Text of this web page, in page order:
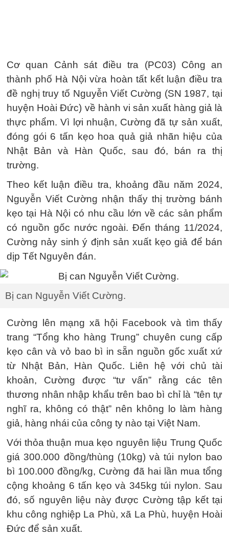
Cơ quan Cảnh sát điều tra (PC03) Công an
thành phố Hà Nội vừa hoàn tất kết luận điều tra
đề nghị truy tố Nguyễn Viết Cường (SN 1987, tại
huyện Hoài Đức) về hành vi sản xuất hàng giả là
thực phẩm. Vì lợi nhuận, Cường đã tự sản xuất,
đóng gói 6 tấn kẹo hoa quả giả nhãn hiệu của
Nhật Bản và Hàn Quốc, sau đó, bán ra thị
trường.
Theo kết luận điều tra, khoảng đầu năm 2024,
Nguyễn Viết Cường nhận thấy thị trường bánh
kẹo tại Hà Nội có nhu cầu lớn về các sản phẩm
có nguồn gốc nước ngoài. Đến tháng 11/2024,
Cường nảy sinh ý định sản xuất kẹo giả để bán
dịp Tết Nguyên đán.
Bị can Nguyễn Viết Cường.
Cường lên mạng xã hội Facebook và tìm thấy
trang “Tổng kho hàng Trung” chuyên cung cấp
kẹo cân và vỏ bao bì in sẵn nguồn gốc xuất xứ
từ Nhật Bản, Hàn Quốc. Liên hệ với chủ tài
khoản, Cường được “tư vấn” rằng các tên
thương nhân nhập khẩu trên bao bì chỉ là “tên tự
nghĩ ra, không có thật” nên không lo làm hàng
giả, hàng nhái của công ty nào tại Việt Nam.
Với thỏa thuận mua kẹo nguyên liệu Trung Quốc
giá 300.000 đồng/thùng (10kg) và túi nylon bao
bì 100.000 đồng/kg, Cường đã hai lần mua tổng
cộng khoảng 6 tấn kẹo và 345kg túi nylon. Sau
đó, số nguyên liệu này được Cường tập kết tại
khu công nghiệp La Phù, xã La Phù, huyện Hoài
Đức để sản xuất.